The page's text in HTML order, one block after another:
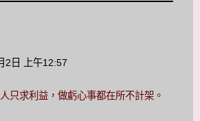
2日 上午12:57
只求利益，做虧心事都在所不計架。